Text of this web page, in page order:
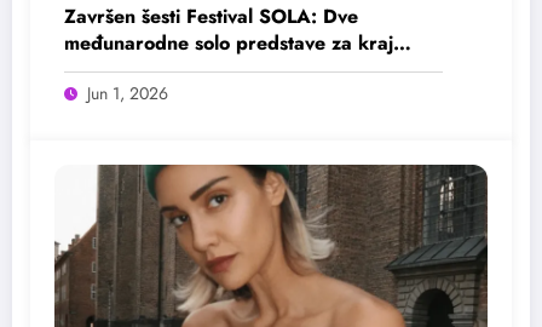
Završen šesti Festival SOLA: Dve
međunarodne solo predstave za kraj
festivala
Jun 1, 2026